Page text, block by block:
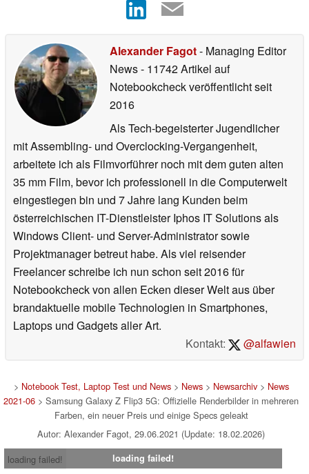
Alexander Fagot- Managing Editor
News- 11742 Artikel auf
Notebookcheck veröffentlichtseit
2016
Als Tech-begeisterter Jugendlicher
mit Assembling- und Overclocking-Vergangenheit,
arbeitete ich als Filmvorführer noch mit dem guten alten
35 mm Film, bevor ich professionell in die Computerwelt
eingestiegen bin und 7 Jahre lang Kunden beim
österreichischen IT-Dienstleister Iphos IT Solutions als
Windows Client- und Server-Administrator sowie
Projektmanager betreut habe. Als viel reisender
Freelancer schreibe ich nun schon seit 2016 für
Notebookcheck von allen Ecken dieser Welt aus über
brandaktuelle mobile Technologien in Smartphones,
Laptops und Gadgets aller Art.
Kontakt:
@alfawien
> Notebook Test, Laptop Test und News> News> Newsarchiv> News
2021-06 > Samsung Galaxy Z Flip3 5G: Offizielle Renderbilder in mehreren
Farben, ein neuer Preis und einige Specs geleakt
Autor: Alexander Fagot, 29.06.2021 (Update: 18.02.2026)
loading failed!
loading failed!